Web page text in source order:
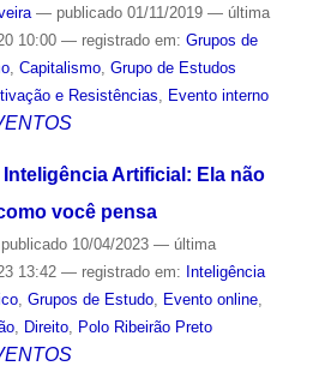
— publicado01/11/2019 — última
10:00 — registrado em: Grupos de
, Capitalismo, Grupo de Estudos
e Resistências, Evento interno
Artificial: Ela não
você pensa
publicado10/04/2023 — última
13:42 — registrado em: Inteligência
, Grupos de Estudo, Evento online,
, Direito, Polo Ribeirão Preto